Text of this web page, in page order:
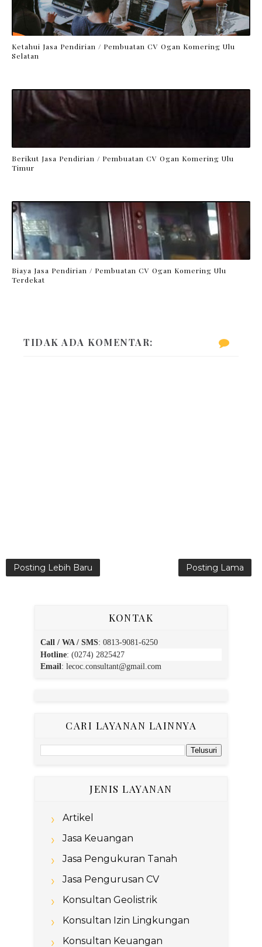
Ketahui Jasa Pendirian / Pembuatan CV Ogan Komering Ulu
Selatan
Berikut Jasa Pendirian / Pembuatan CV Ogan Komering Ulu
Timur
Biaya Jasa Pendirian / Pembuatan CV Ogan Komering Ulu
Terdekat
TIDAK ADA KOMENTAR:
Posting Lebih Baru Posting Lama
KONTAK
Call / WA / SMS: 0813-9081-6250
Hotline: (0274) 2825427
Email: lecoc.consultant@gmail.com
CARI LAYANAN LAINNYA
JENIS LAYANAN
Artikel
Jasa Keuangan
Jasa Pengukuran Tanah
Jasa Pengurusan CV
Konsultan Geolistrik
Konsultan Izin Lingkungan
Konsultan Keuangan